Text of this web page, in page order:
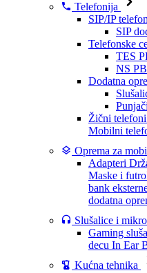
Telefonija
SIP/IP
SIP
Telefonske
TES
NS
Dodatna
Žični telefoni
Mobilni
Oprema za
Adapteri
Maske i
bank
dodatna
Slušalice i
Gaming
decu In Ear
Kućna tehnika